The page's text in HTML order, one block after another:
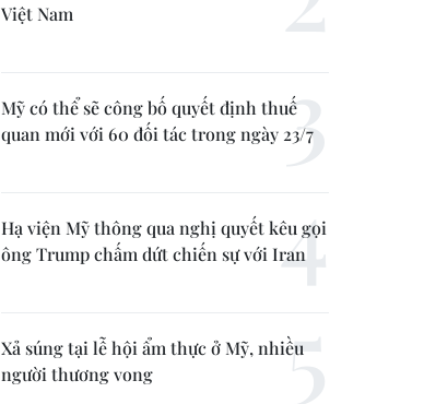
Việt Nam
Mỹ có thể sẽ công bố quyết định thuế
quan mới với 60 đối tác trong ngày 23/7
Hạ viện Mỹ thông qua nghị quyết kêu gọi
ông Trump chấm dứt chiến sự với Iran
Xả súng tại lễ hội ẩm thực ở Mỹ, nhiều
người thương vong